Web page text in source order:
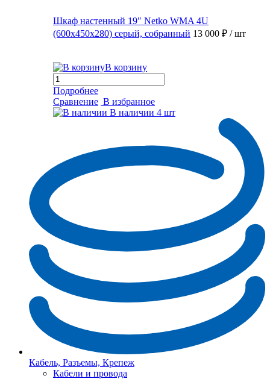
Шкаф настенный 19″ Netko WMA 4U
(600x450x280) серый, собранный 13 000 ₽ / шт
В корзину
Подробнее
Сравнение В избранное
В наличии 4 шт
Кабель, Разъемы, Крепеж
Кабели и провода